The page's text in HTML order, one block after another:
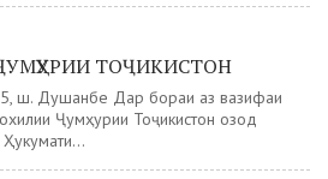
ТОҶИКИСТОН
ш. Душанбе Дар бораи аз вазифаи
Ҷумҳурии Тоҷикистон озод